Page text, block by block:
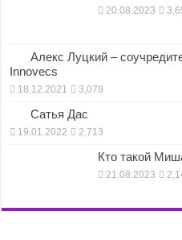
20.08.2023
Алекс Луцкий –
Innovecs
18.12.2021 3,079
Сатья Дас
19.01.2022 2,713
Кто такой
21.08.2023